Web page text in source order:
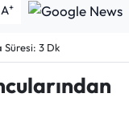
A+
Süresi: 3 Dk